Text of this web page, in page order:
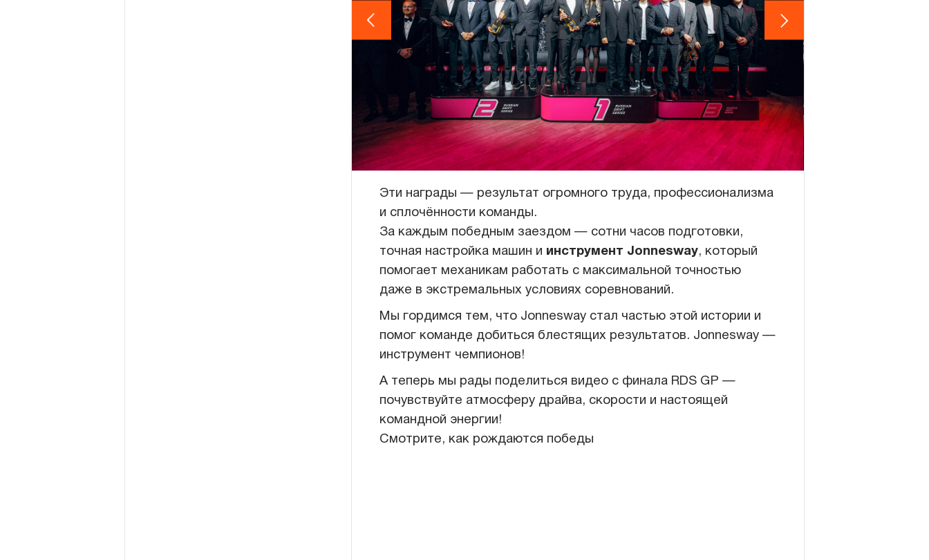
Эти награды — результат огромного труда, профессионализма
и сплочённости команды.
За каждым победным заездом — сотни часов подготовки,
точная настройка машин и инструмент Jonnesway, который
помогает механикам работать с максимальной точностью
даже в экстремальных условиях соревнований.
Мы гордимся тем, что Jonnesway стал частью этой истории и
помог команде добиться блестящих результатов. Jonnesway —
инструмент чемпионов!
А теперь мы рады поделиться видео с финала RDS GP —
почувствуйте атмосферу драйва, скорости и настоящей
командной энергии!
Смотрите, как рождаются победы